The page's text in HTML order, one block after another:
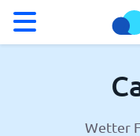
Wetter in Cancun
Wetter